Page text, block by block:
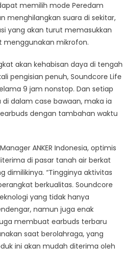
memilih mode Peredam
menghilangkan suara di sekitar,
yang akan turut memasukkan
menggunakan mikrofon.
akan kehabisan daya di tengah
pengisian penuh, Soundcore Life
9 jam nonstop. Dan setiap
dalam case bawaan, maka ia
dengan tambahan waktu
ANKER Indonesia, optimis
di pasar tanah air berkat
dimilikinya. “Tingginya aktivitas
berkualitas. Soundcore
yang tidak hanya
namun juga enak
membuat earbuds terbaru
saat berolahraga, yang
ini akan mudah diterima oleh